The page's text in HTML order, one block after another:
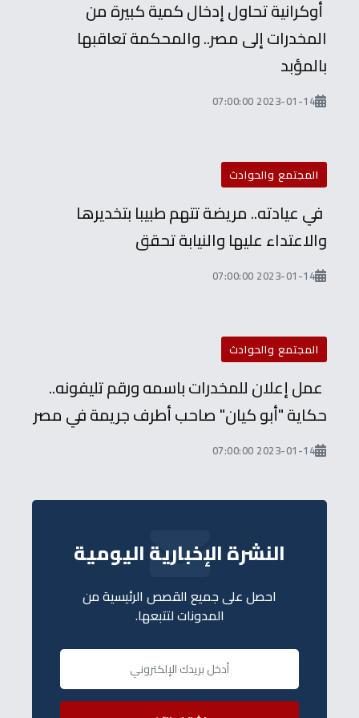
أوكرانية تحاول إدخال كمية كبيرة من
المخدرات إلى مصر.. والمحكمة تعاقبها
بالمؤبد
2023-01-14 07:00:00
المجتمع والحوادث
في عيادته.. مريضة تتهم طبيبا بتخديرها
والاعتداء عليها والنيابة تحقق
2023-01-14 07:00:00
المجتمع والحوادث
عمل إعلان للمخدرات باسمه ورقم تليفونه..
حكاية "أبو كيان" صاحب أطرف جريمة في مصر
2023-01-14 07:00:00
النشرة الإخبارية اليومية
احصل على جميع القصص الرئيسية من
المدونات لتتبعها.